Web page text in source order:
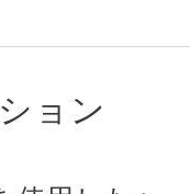
ョン